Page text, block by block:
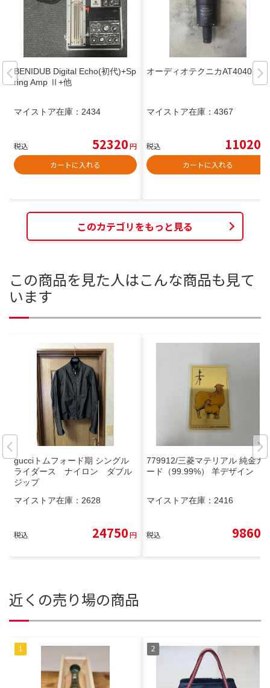
BENIDUB Digital Echo(初代)+Sp
ring Amp Ⅱ+他
マイストア在庫： 2434
税込 52320円
カートに入れる
オーディオテクニカAT4040
マイストア在庫： 4367
税込 11020
カートに入れる
このカテゴリをもっと見る
この商品を見た人はこんな商品も見て
います
gucciトムフォード期 シングル
ライダース ナイロン ダブル
ジップ
マイストア在庫： 2628
税込 24750円
779912/三菱マテリアル 純金カ
ード（99.99%） 羊デザイン
マイストア在庫： 2416
税込 9860
近くの売り場の商品